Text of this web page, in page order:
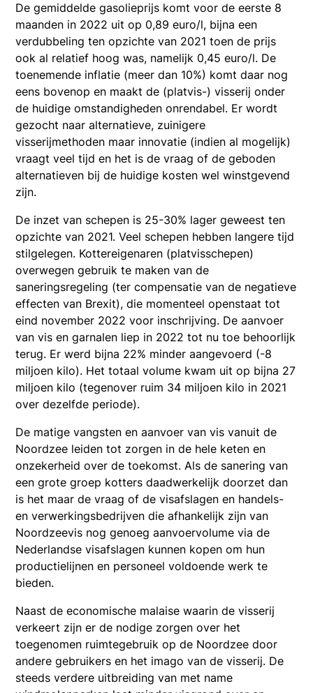
De gemiddelde gasolieprijs komt voor de eerste 8
maanden in 2022 uit op 0,89 euro/l, bijna een
verdubbeling ten opzichte van 2021 toen de prijs
ook al relatief hoog was, namelijk 0,45 euro/l. De
toenemende inflatie (meer dan 10%) komt daar nog
eens bovenop en maakt de (platvis-) visserij onder
de huidige omstandigheden onrendabel. Er wordt
gezocht naar alternatieve, zuinigere
visserijmethoden maar innovatie (indien al mogelijk)
vraagt veel tijd en het is de vraag of de geboden
alternatieven bij de huidige kosten wel winstgevend
zijn.
De inzet van schepen is 25-30% lager geweest ten
opzichte van 2021. Veel schepen hebben langere tijd
stilgelegen. Kottereigenaren (platvisschepen)
overwegen gebruik te maken van de
saneringsregeling (ter compensatie van de negatieve
effecten van Brexit), die momenteel openstaat tot
eind november 2022 voor inschrijving. De aanvoer
van vis en garnalen liep in 2022 tot nu toe behoorlijk
terug. Er werd bijna 22% minder aangevoerd (-8
miljoen kilo). Het totaal volume kwam uit op bijna 27
miljoen kilo (tegenover ruim 34 miljoen kilo in 2021
over dezelfde periode).
De matige vangsten en aanvoer van vis vanuit de
Noordzee leiden tot zorgen in de hele keten en
onzekerheid over de toekomst. Als de sanering van
een grote groep kotters daadwerkelijk doorzet dan
is het maar de vraag of de visafslagen en handels-
en verwerkingsbedrijven die afhankelijk zijn van
Noordzeevis nog genoeg aanvoervolume via de
Nederlandse visafslagen kunnen kopen om hun
productielijnen en personeel voldoende werk te
bieden.
Naast de economische malaise waarin de visserij
verkeert zijn er de nodige zorgen over het
toegenomen ruimtegebruik op de Noordzee door
andere gebruikers en het imago van de visserij. De
steeds verdere uitbreiding van met name